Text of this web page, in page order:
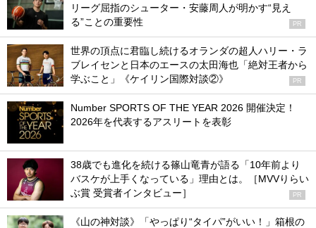
リーグ屈指のシューター・安藤周人が明かす“見え
る”ことの重要性
PR
世界の頂点に君臨し続けるオランダの超人ハリー・ラ
ブレイセンと日本のエースの太田海也「絶対王者から
学ぶこと」《ケイリン国際対談②》
PR
Number SPORTS OF THE YEAR 2026 開催決定！
2026年を代表するアスリートを表彰
38歳でも進化を続ける篠山竜青が語る「10年前より
バスケが上手くなっている」理由とは。［MVVりらい
ぶ賞 受賞者インタビュー］
PR
《山の神対談》「やっぱり“タイパ”がいい！」箱根の